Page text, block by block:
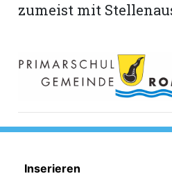
zumeist mit
Inserieren